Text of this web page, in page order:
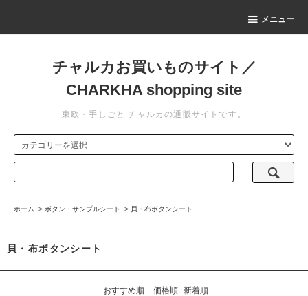
メニュー
チャルカお買いものサイト／
CHARKHA shopping site
東欧・手しごと チャルカの通販サイトです。
ホーム > ボタン・サンプルシート > 貝・布ボタンシート
貝・布ボタンシート
おすすめ順 価格順 新着順